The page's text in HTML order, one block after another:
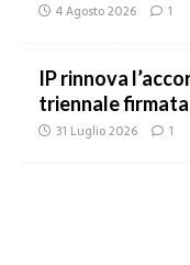
4 Agosto 2026 1
IP rinnova
triennale firmata
31 Luglio 2026 1